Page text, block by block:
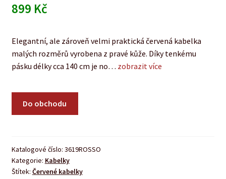
899 Kč
Elegantní, ale zároveň velmi praktická červená kabelka
malých rozměrů vyrobena z pravé kůže. Díky tenkému
pásku délky cca 140 cm je no… zobrazit více
Do obchodu
Katalogové číslo: 3619ROSSO
Kategorie: Kabelky
Štítek: Červené kabelky